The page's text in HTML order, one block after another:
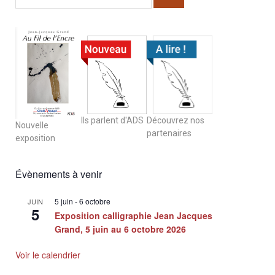
Nouvelle
exposition
Ils parlent d'ADS Découvrez nos
partenaires
Évènements à venir
JUIN
5
5 juin -6 octobre
Exposition calligraphie Jean Jacques
Grand, 5 juin au 6 octobre 2026
Voir le calendrier